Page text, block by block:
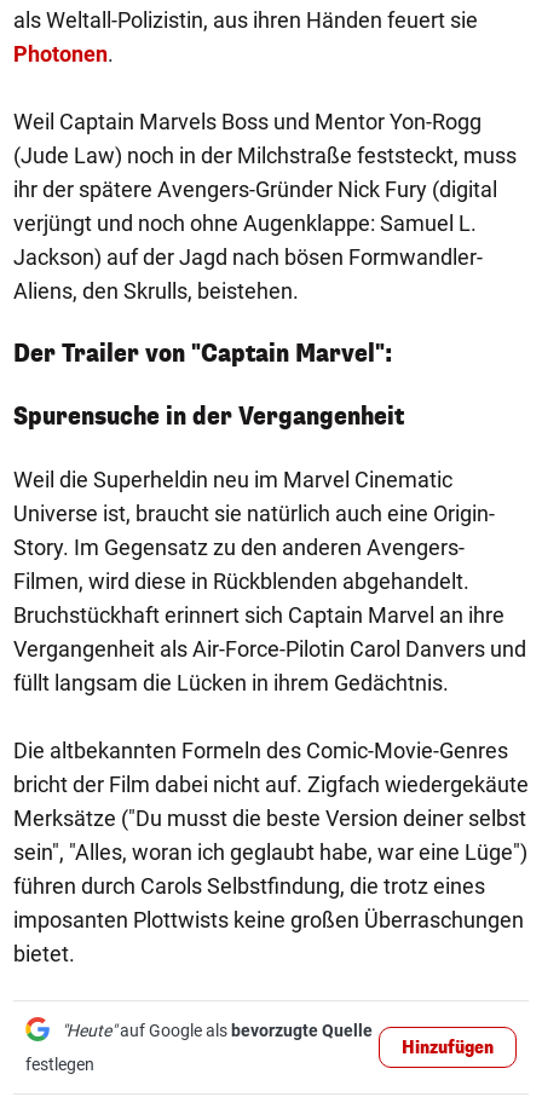
als Weltall-Polizistin, aus ihren Händen feuert sie
Photonen.
Weil Captain Marvels Boss und Mentor Yon-Rogg
(Jude Law) noch in der Milchstraße feststeckt, muss
ihr der spätere Avengers-Gründer Nick Fury (digital
verjüngt und noch ohne Augenklappe: Samuel L.
Jackson) auf der Jagd nach bösen Formwandler-
Aliens, den Skrulls, beistehen.
Der Trailer von "Captain Marvel":
Spurensuche in der Vergangenheit
Weil die Superheldin neu im Marvel Cinematic
Universe ist, braucht sie natürlich auch eine Origin-
Story. Im Gegensatz zu den anderen Avengers-
Filmen, wird diese in Rückblenden abgehandelt.
Bruchstückhaft erinnert sich Captain Marvel an ihre
Vergangenheit als Air-Force-Pilotin Carol Danvers und
füllt langsam die Lücken in ihrem Gedächtnis.
Die altbekannten Formeln des Comic-Movie-Genres
bricht der Film dabei nicht auf. Zigfach wiedergekäute
Merksätze ("Du musst die beste Version deiner selbst
sein", "Alles, woran ich geglaubt habe, war eine Lüge")
führen durch Carols Selbstfindung, die trotz eines
imposanten Plottwists keine großen Überraschungen
bietet.
"Heute"auf Google als bevorzugte Quelle
festlegen
Hinzufügen